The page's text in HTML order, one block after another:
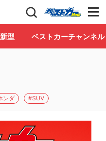
ベストカー」 Club
新型 ベストカーチャンネル
ンダ #SUV